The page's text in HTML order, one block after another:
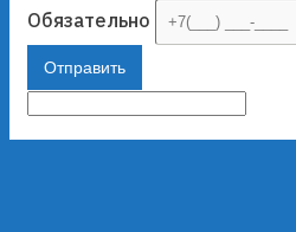
Обязательно
Отправить